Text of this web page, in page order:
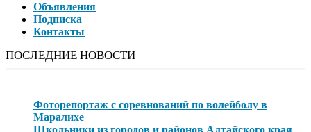
Объявления
Подписка
Контакты
ПОСЛЕДНИЕ НОВОСТИ
Фоторепортаж с соревнований по волейболу в
Маралихе